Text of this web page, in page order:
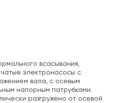
всасывания,
электронасосы с
вала, с осевым
напорным патрубками.
разгружено от осевой